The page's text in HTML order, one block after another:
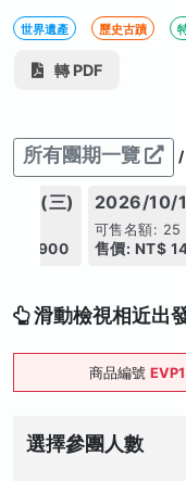
世界遺產 歷史古蹟
轉 PDF
所有團期一覽 /
07 (三)
149,900
2026/10/
可售名額: 25
售價: NT$
滑動檢視相近出
商品編號
選擇參團人數